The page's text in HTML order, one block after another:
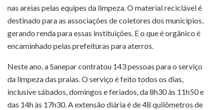
nas areias pelas equipes da limpeza. O material reciclável é
destinado para as associações de coletores dos municípios,
gerando renda para essas instituições. E o que é orgânico é
encaminhado pelas prefeituras para aterros.
Neste ano, a Sanepar contratou 143 pessoas para o serviço
da limpeza das praias. O serviço é feito todos os dias,
inclusive sábados, domingos e feriados, da 8h30 às 11h50 e
das 14h às 17h30. A extensão diária é de 48 quilômetros de